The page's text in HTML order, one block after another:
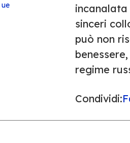
ue
sinceri
può non
regime
Condividi: